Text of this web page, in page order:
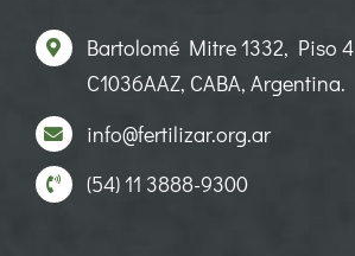
Bartolomé Mitre 1332, Piso 4
C1036AAZ, CABA, Argentina.
info@fertilizar.org.ar
(54) 11 3888-9300